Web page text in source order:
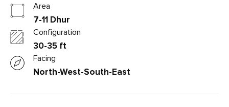
Area
7-11 Dhur
Configuration
30-35 ft
Facing
North-West-South-East